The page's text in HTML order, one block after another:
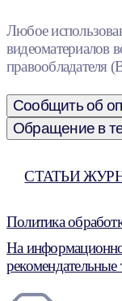
Любое
видеоматериалов
правообладателя
Сообщить об
Обращение в
СТАТЬИ
Политика
На
рекомендательные